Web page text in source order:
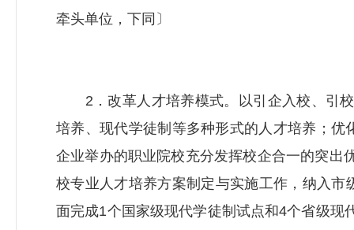
牵头单位，下同〕
2．改革人才培养模式。以引企入校、引校
培养、现代学徒制等多种形式的人才培养；优
企业举办的职业院校充分发挥校企合一的突出
校专业人才培养方案制定与实施工作，纳入市
面完成1个国家级现代学徒制试点和4个省级